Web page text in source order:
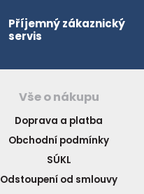
Příjemný zákaznický
servis
Vše o nákupu
Doprava a platba
Obchodní podmínky
SÚKL
Odstoupení od smlouvy